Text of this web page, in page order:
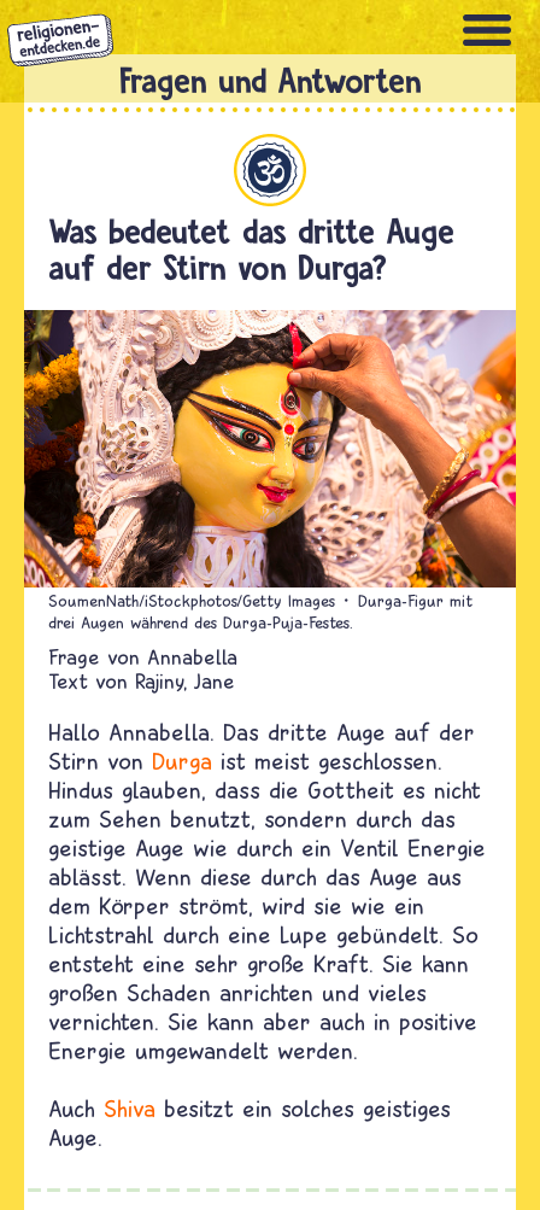
Direkt
zum
Inhalt
Was bedeutet das dritte Auge
auf der Stirn von Durga?
SoumenNath/iStockphotos/Getty Images
Durga-Figur mit
drei Augen während des Durga-Puja-Festes.
Annabella
Text von Rajiny Jane
Hallo Annabella. Das dritte Auge auf der
Stirn von Durga ist meist geschlossen.
Hindus glauben, dass die Gottheit es nicht
zum Sehen benutzt, sondern durch das
geistige Auge wie durch ein Ventil Energie
ablässt. Wenn diese durch das Auge aus
dem Körper strömt, wird sie wie ein
Lichtstrahl durch eine Lupe gebündelt. So
entsteht eine sehr große Kraft. Sie kann
großen Schaden anrichten und vieles
vernichten. Sie kann aber auch in positive
Energie umgewandelt werden.
Auch Shiva besitzt ein solches geistiges
Auge.